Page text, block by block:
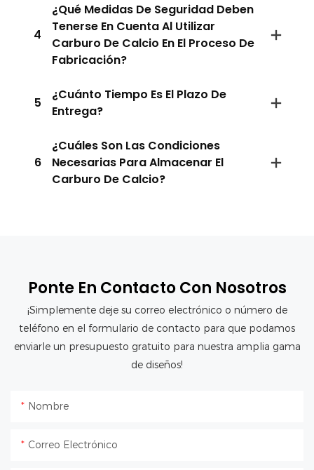
4
¿Qué Medidas De Seguridad Deben
Tenerse En Cuenta Al Utilizar
Carburo De Calcio En El Proceso De
Fabricación?
5
¿Cuánto Tiempo Es El Plazo De
Entrega?
6
¿Cuáles Son Las Condiciones
Necesarias Para Almacenar El
Carburo De Calcio?
Ponte En Contacto Con Nosotros
¡Simplemente deje su correo electrónico o número de
teléfono en el formulario de contacto para que podamos
enviarle un presupuesto gratuito para nuestra amplia gama
de diseños!
Nombre
Correo Electrónico